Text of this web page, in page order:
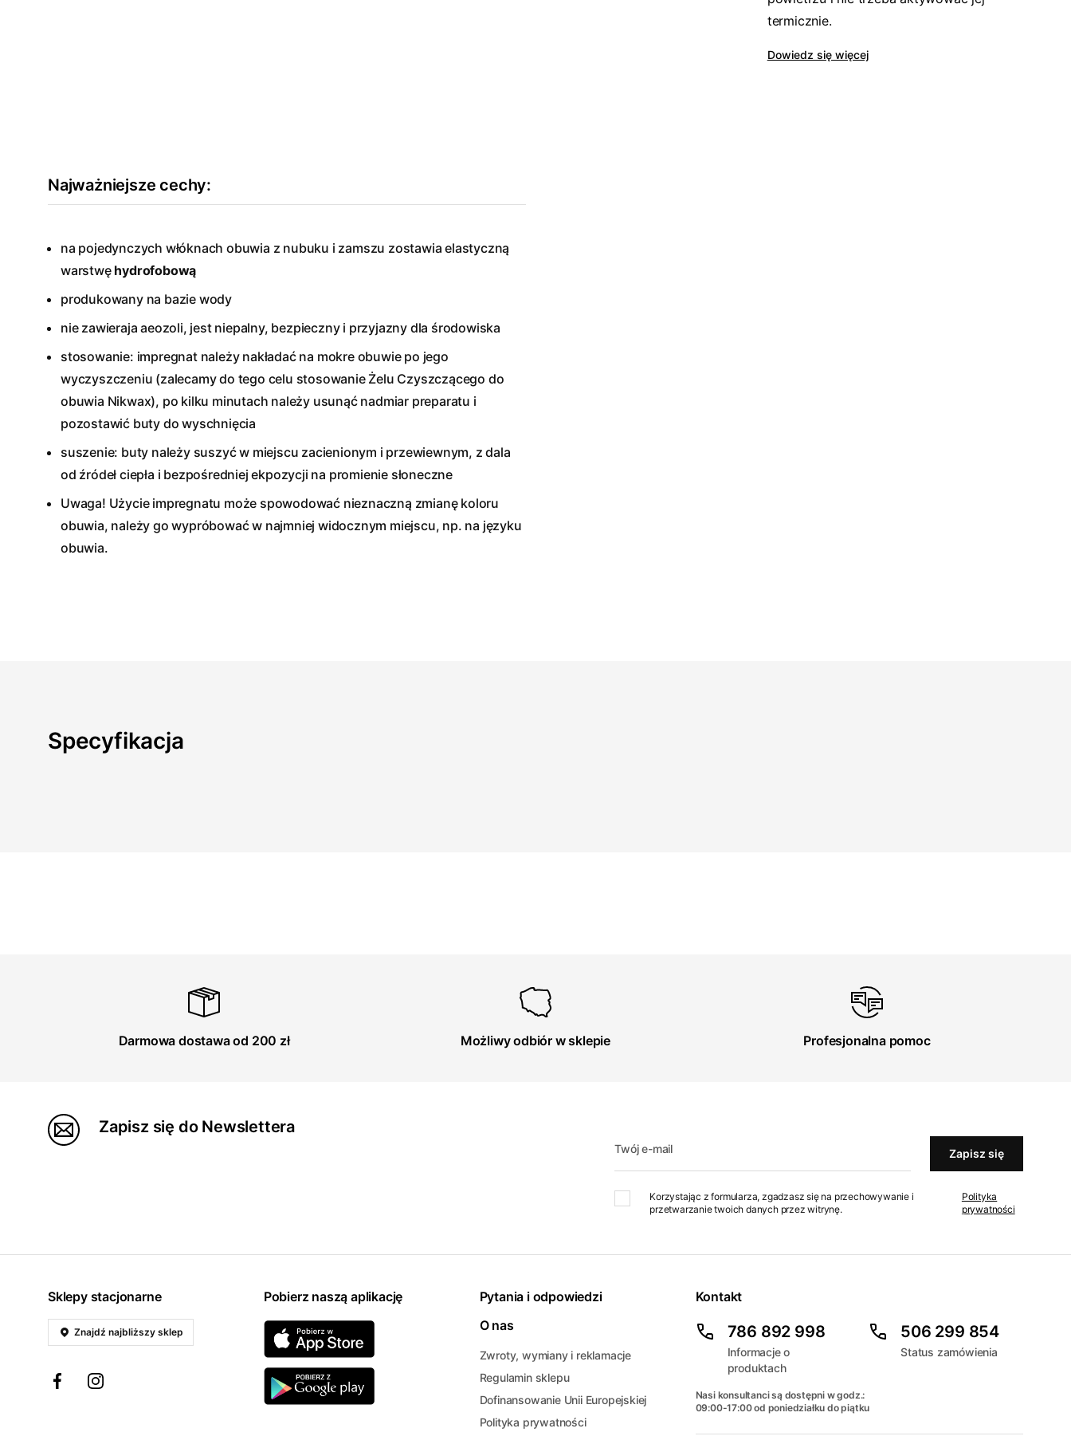
termicznie.
Dowiedz się więcej
Najważniejsze cechy:
na pojedynczych włóknach obuwia z nubuku i zamszu zostawia elastyczną
warstwę hydrofobową
produkowany na bazie wody
nie zawieraja aeozoli, jest niepalny, bezpieczny i przyjazny dla środowiska
stosowanie: impregnat należy nakładać na mokre obuwie po jego
wyczyszczeniu (zalecamy do tego celu stosowanie Żelu Czyszczącego do
obuwia Nikwax), po kilku minutach należy usunąć nadmiar preparatu i
pozostawić buty do wyschnięcia
suszenie: buty należy suszyć w miejscu zacienionym i przewiewnym, z dala
od źródeł ciepła i bezpośredniej ekpozycji na promienie słoneczne
Uwaga! Użycie impregnatu może spowodować nieznaczną zmianę koloru
obuwia, należy go wypróbować w najmniej widocznym miejscu, np. na języku
obuwia.
Specyfikacja
Darmowa dostawa od 200 zł Możliwy odbiór w sklepie Profesjonalna pomoc
Zapisz się do Newslettera
Twój e-mail Zapisz się
Korzystając z formularza, zgadzasz się na przechowywanie i
przetwarzanie twoich danych przez witrynę.
Polityka
prywatności
Sklepy stacjonarne
Znajdź najbliższy sklep
Pobierz naszą aplikację
Pytania i odpowiedzi
O nas
Zwroty, wymiany i reklamacje
Regulamin sklepu
Dofinansowanie Unii Europejskiej
Polityka prywatności
Kontakt
786 892 998
Informacje o
produktach
506 299 854
Status zamówienia
Nasi konsultanci są dostępni w godz.:
09:00-17:00 od poniedziałku do piątku